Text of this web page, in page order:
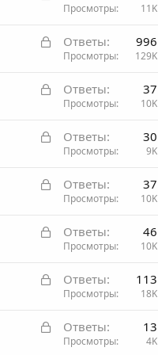
р
а
Просмотры 11K
З
р
а
Ответы 996
Просмотры 129K
З
р
а
Ответы 37
Просмотры 10K
З
р
а
Ответы 30
Просмотры 9K
З
р
а
Ответы 37
Просмотры 10K
З
р
а
Ответы 46
Просмотры 10K
З
р
Ответы 113
Просмотры 18K
З
Ответы 13
Просмотры 4K